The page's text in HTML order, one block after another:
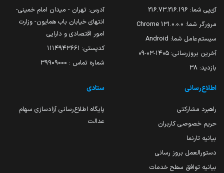
آی‌پی شما: 216.73.216.196
مرورگر شما: 131.0.0.0 Chrome
سیستم‌عامل شما: Android
آخرین بروزرسانی: ۱۴۰۵-۰۳-۰۹
بازدید: 38
آدرس: تهران - میدان امام خمینی-
انتهای خیابان باب همایون- وزارت
امور اقتصادی و دارایی
کدپستی: ۱۱۱۴۹۴۳۶۶۱
شماره تماس : 39909000
اطلاع‌رسانی
راهبرد مشارکتی
حریم خصوصی کاربران
بیانیه تارنما
دستورالعمل بروز رسانی
بیانیه توافق سطح خدمات
ستادی
پایگاه اطلاع‌رسانی آزادسازی سهام
عدالت